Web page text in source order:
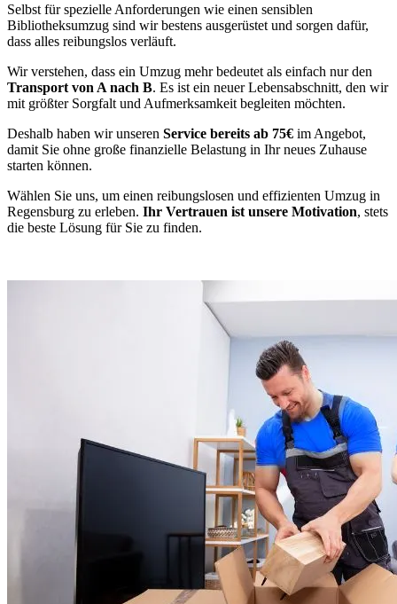
Selbst für spezielle Anforderungen wie einen sensiblen
Bibliotheksumzug sind wir bestens ausgerüstet und sorgen dafür,
dass alles reibungslos verläuft.
Wir verstehen, dass ein Umzug mehr bedeutet als einfach nur den
Transport von A nach B. Es ist ein neuer Lebensabschnitt, den wir
mit größter Sorgfalt und Aufmerksamkeit begleiten möchten.
Deshalb haben wir unseren Service bereits ab 75€ im Angebot,
damit Sie ohne große finanzielle Belastung in Ihr neues Zuhause
starten können.
Wählen Sie uns, um einen reibungslosen und effizienten Umzug in
Regensburg zu erleben. Ihr Vertrauen ist unsere Motivation, stets
die beste Lösung für Sie zu finden.